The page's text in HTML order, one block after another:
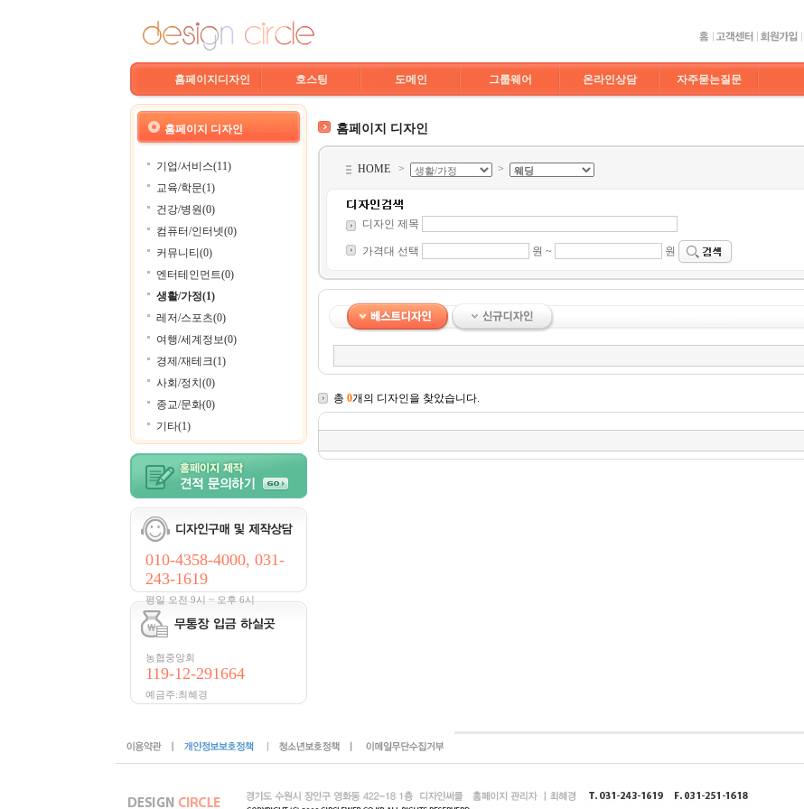
홈페이지디자인 호스팅 도메인 그룹웨어 온라인상담 자주묻는질문
홈페이지 디자인
기업/서비스(11)
교육/학문(1)
건강/병원(0)
컴퓨터/인터넷(0)
커뮤니티(0)
엔터테인먼트(0)
생활/가정(1)
레저/스포츠(0)
여행/세계정보(0)
경제/재테크(1)
사회/정치(0)
종교/문화(0)
기타(1)
010-4358-4000, 031-
243-1619
평일 오전 9시 ~ 오후 6시
농협중앙회
119-12-291664
예금주:최혜경
홈페이지 디자인
HOME > >
디자인 제목
가격대 선택 원 ~ 원
총 0개의 디자인을 찾았습니다.